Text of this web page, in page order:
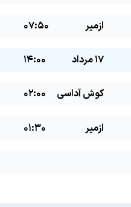
ازمیر 07:50
17 مرداد 14:00
کوش آداسی 02:00
ازمیر 01:30